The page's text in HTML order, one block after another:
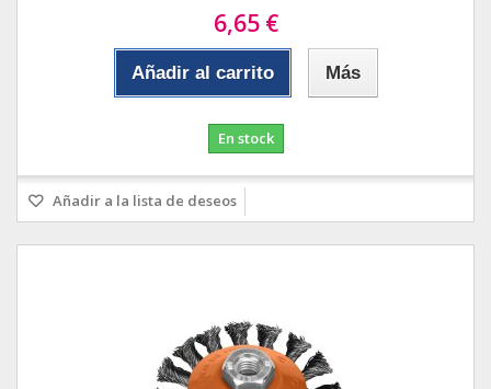
6,65 €
Añadir al carrito Más
En stock
Añadir a la lista de deseos